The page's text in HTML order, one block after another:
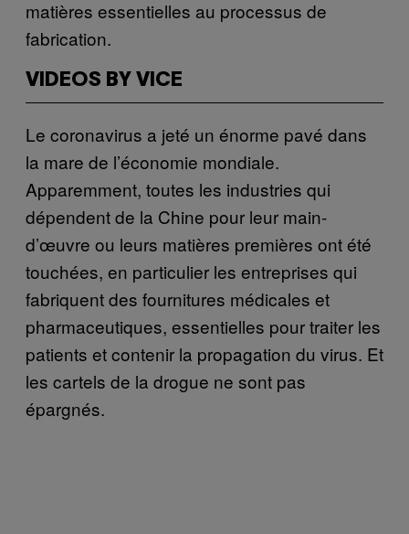
matières essentielles au processus de
fabrication.
VIDEOS BY VICE
Le coronavirus a jeté un énorme pavé dans
la mare de l’économie mondiale.
Apparemment, toutes les industries qui
dépendent de la Chine pour leur main-
d’œuvre ou leurs matières premières ont été
touchées, en particulier les entreprises qui
fabriquent des fournitures médicales et
pharmaceutiques, essentielles pour traiter les
patients et contenir la propagation du virus. Et
les cartels de la drogue ne sont pas
épargnés.